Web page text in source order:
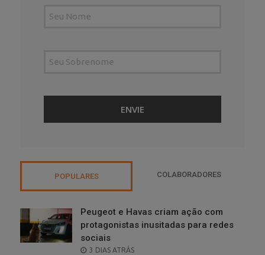
POPULARES COLABORADORES
Peugeot e Havas criam ação com
protagonistas inusitadas para redes
sociais
POSTED
3 DIAS ATRÁS